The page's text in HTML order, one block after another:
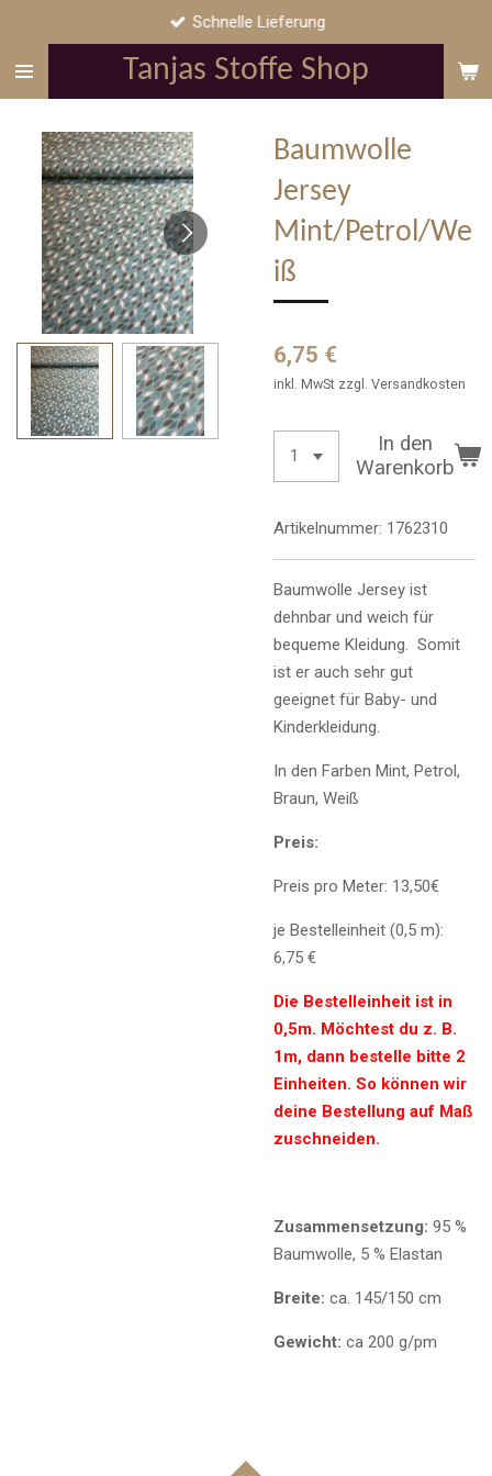
springen
Tanjas Stoffe Shop
Schnelle Lieferung
Baumwolle
Jersey
Mint/Petrol/We
iß
6,75 €
inkl. MwSt zzgl. Versandkosten
In den
Warenkorb
Artikelnummer: 1762310
Baumwolle Jersey ist
dehnbar und weich für
bequeme Kleidung. Somit
ist er auch sehr gut
geeignet für Baby- und
Kinderkleidung.
In den Farben Mint, Petrol,
Braun, Weiß
Preis:
Preis pro Meter: 13,50€
je Bestelleinheit (0,5 m):
6,75 €
Die Bestelleinheit ist in
0,5m. Möchtest du z. B.
1m, dann bestelle bitte 2
Einheiten. So können wir
deine Bestellung auf Maß
zuschneiden.
Zusammensetzung: 95 %
Baumwolle, 5 % Elastan
Breite: ca. 145/150 cm
Gewicht: ca 200 g/pm